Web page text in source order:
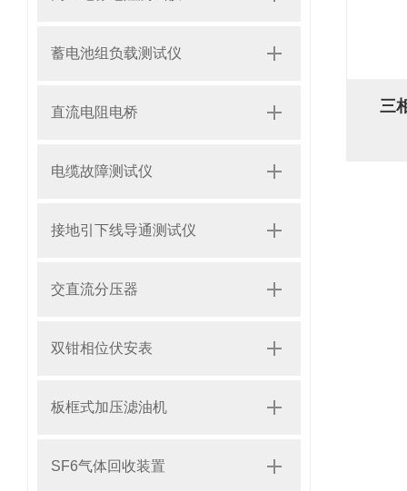
蓄电池组负载测试仪
直流电阻电桥
电缆故障测试仪
接地引下线导通测试仪
交直流分压器
双钳相位伏安表
板框式加压滤油机
SF6气体回收装置
三